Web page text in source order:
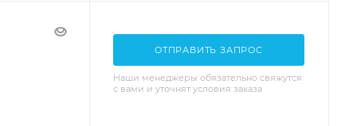
ОТПРАВИТЬ ЗАПРОС
Наши менеджеры обязательно свяжутся
с вами и уточнят условия заказа